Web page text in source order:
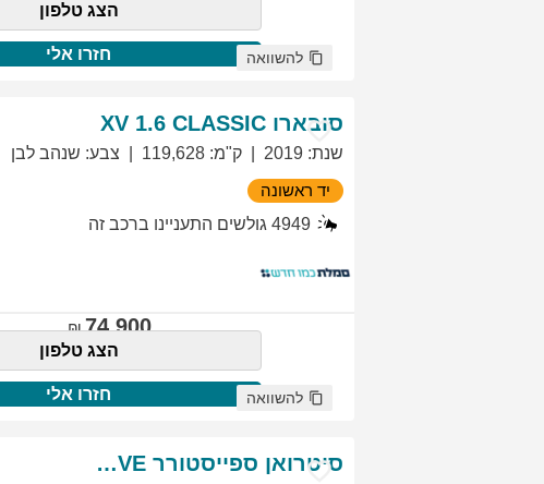
הצג טלפון
חזרו אלי להשוואה
סובארו XV 1.6 CLASSIC
שנת:
2019 ק"מ:
119,628 צבע: שנהב לבן
יד ראשונה
4949 גולשים התעניינו ברכב זה
74,900
הצג טלפון
חזרו אלי להשוואה
סיטרואן ספייסטורר EXCLUSIVE